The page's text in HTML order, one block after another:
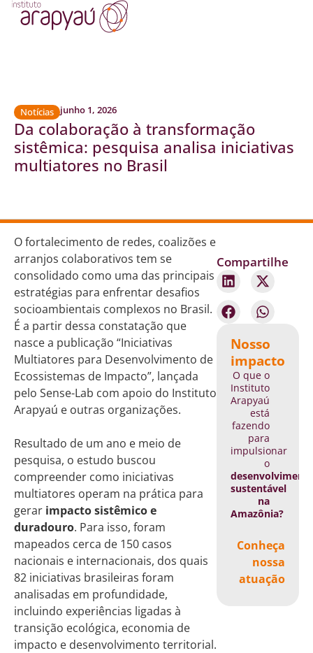
Notícias junho 1, 2026
Da colaboração à transformação
sistêmica: pesquisa analisa iniciativas
multiatores no Brasil
Compartilhe
Nosso
impacto
O que o
Instituto
Arapyaú
está
fazendo
para
impulsionar
o
sustentável
na
Amazônia?
Conheça
nossa
atuação
O fortalecimento de redes, coalizões e
arranjos colaborativos tem se
consolidado como uma das principais
estratégias para enfrentar desafios
socioambientais complexos no Brasil.
É a partir dessa constatação que
nasce a publicação “Iniciativas
Multiatores para Desenvolvimento de
Ecossistemas de Impacto”, lançada
pelo Sense-Lab com apoio do Instituto
Arapyaú e outras organizações.
Resultado de um ano e meio de
pesquisa, o estudo buscou
compreender como iniciativas
multiatores operam na prática para
gerar impacto sistêmico e
duradouro. Para isso, foram
mapeados cerca de 150 casos
nacionais e internacionais, dos quais
82 iniciativas brasileiras foram
analisadas em profundidade,
incluindo experiências ligadas à
transição ecológica, economia de
impacto e desenvolvimento territorial.